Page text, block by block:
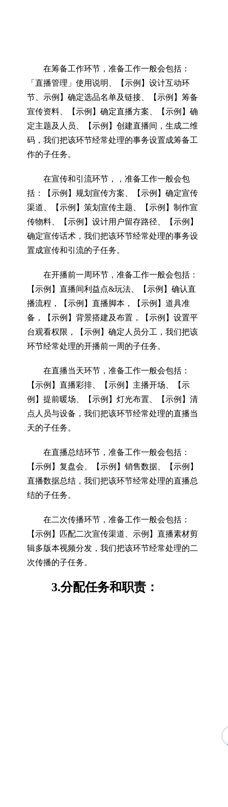
在筹备工作环节，准备工作一般会包括：
「直播管理」使用说明、【示例】设计互动环
节、示例】确定选品名单及链接、【示例】筹备
宣传资料、【示例】确定直播方案、【示例】确
定主题及人员、【示例】创建直播间，生成二维
码，我们把该环节经常处理的事务设置成筹备工
作的子任务。
在宣传和引流环节，，准备工作一般会包
括：【示例】规划宣传方案、【示例】确定宣传
渠道、【示例】策划宣传主题、【示例】制作宣
传物料、【示例】设计用户留存路径、【示例】
确定宣传话术，我们把该环节经常处理的事务设
置成宣传和引流的子任务。
在开播前一周环节，准备工作一般会包括：
【示例】直播间利益点&玩法、【示例】确认直
播流程，【示例】直播脚本，【示例】道具准
备，【示例】背景搭建及布置，【示例】设置平
台观看权限，【示例】确定人员分工，我们把该
环节经常处理的开播前一周的子任务。
在直播当天环节，准备工作一般会包括：
【示例】直播彩排、【示例】主播开场、【示
例】提前暖场、【示例】灯光布置、【示例】清
点人员与设备，我们把该环节经常处理的直播当
天的子任务。
在直播总结环节，准备工作一般会包括：
【示例】复盘会、【示例】销售数据、【示例】
直播数据总结，我们把该环节经常处理的直播总
结的子任务。
在二次传播环节，准备工作一般会包括：
【示例】匹配二次宣传渠道、示例】直播素材剪
辑多版本视频分发，我们把该环节经常处理的二
次传播的子任务。
3.分配任务和职责：